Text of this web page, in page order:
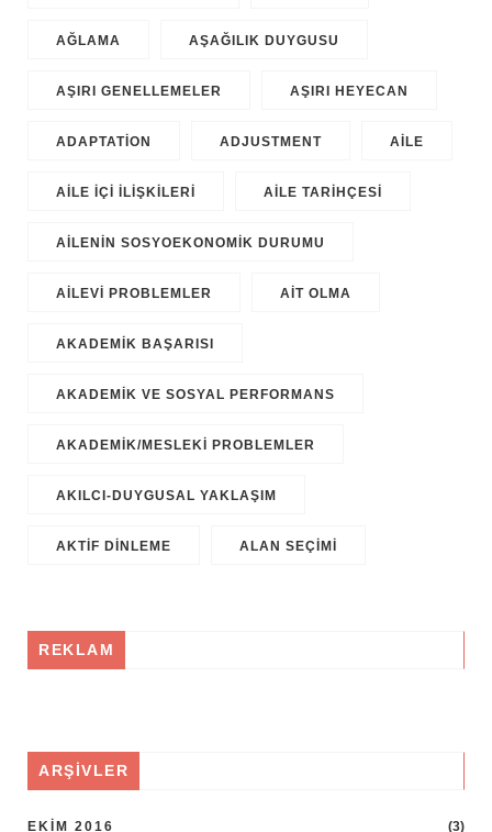
AĞLAMA AŞAĞILIK DUYGUSU
AŞIRI GENELLEMELER AŞIRI HEYECAN
ADAPTATION ADJUSTMENT AILE
AILE IÇI ILIŞKILERI AILE TARIHÇESI
AILENIN SOSYOEKONOMIK DURUMU
AILEVI PROBLEMLER AIT OLMA
AKADEMIK BAŞARISI
AKADEMIK VE SOSYAL PERFORMANS
AKADEMIK/MESLEKI PROBLEMLER
AKILCI-DUYGUSAL YAKLAŞIM
AKTIF DINLEME ALAN SEÇIMI
REKLAM
ARŞIVLER
EKIM 2016 (3)